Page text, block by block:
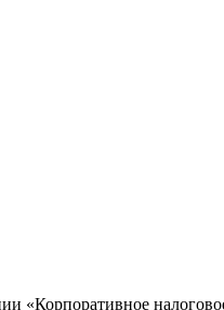
«Корпоративное